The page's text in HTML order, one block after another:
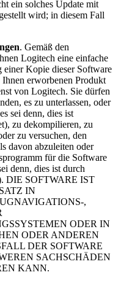
ein solches Update mit
wird; in diesem Fall
. Gemäß den
Logitech eine einfache
Kopie dieser Software
erworbenen Produkt
von Logitech. Sie dürfen
es zu unterlassen, oder
sei denn, dies ist
zu dekompilieren, zu
zu versuchen, den
davon abzuleiten oder
für die Software
denn, dies ist durch
DIE SOFTWARE IST
IN
,
ODER IN
ODER ANDEREN
DER SOFTWARE
SACHSCHÄDEN
KANN.